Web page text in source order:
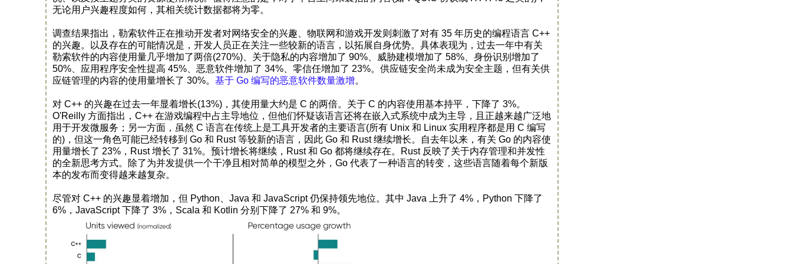
无论用户兴趣程度如何，其相关统计数据都将为零。
调查结果指出，勒索软件正在推动开发者对网络安全的兴趣、物联网和游戏开发则刺激了对有 35 年历史的编程语言 C++
的兴趣。以及存在的可能情况是，开发人员正在关注一些较新的语言，以拓展自身优势。具体表现为，过去一年中有关
勒索软件的内容使用量几乎增加了两倍(270%)、关于隐私的内容增加了 90%、威胁建模增加了 58%、身份识别增加了
50%、应用程序安全性提高 45%、恶意软件增加了 34%、零信任增加了 23%。供应链安全尚未成为安全主题，但有关供
应链管理的内容的使用量增长了 30%。基于 Go 编写的恶意软件数量激增。
对 C++ 的兴趣在过去一年显着增长(13%)，其使用量大约是 C 的两倍。关于 C 的内容使用基本持平，下降了 3%。
O'Reilly 方面指出，C++ 在游戏编程中占主导地位，但他们怀疑该语言还将在嵌入式系统中成为主导，且正越来越广泛地
用于开发微服务；另一方面，虽然 C 语言在传统上是工具开发者的主要语言(所有 Unix 和 Linux 实用程序都是用 C 编写
的)，但这一角色可能已经转移到 Go 和 Rust 等较新的语言，因此 Go 和 Rust 继续增长。自去年以来，有关 Go 的内容使
用量增长了 23%，Rust 增长了 31%。预计增长将继续，Rust 和 Go 都将继续存在。Rust 反映了关于内存管理和并发性
的全新思考方式。除了为并发提供一个干净且相对简单的模型之外，Go 代表了一种语言的转变，这些语言随着每个新版
本的发布而变得越来越复杂。
尽管对 C++ 的兴趣显着增加，但 Python、Java 和 JavaScript 仍保持领先地位。其中 Java 上升了 4%，Python 下降了
6%，JavaScript 下降了 3%，Scala 和 Kotlin 分别下降了 27% 和 9%。